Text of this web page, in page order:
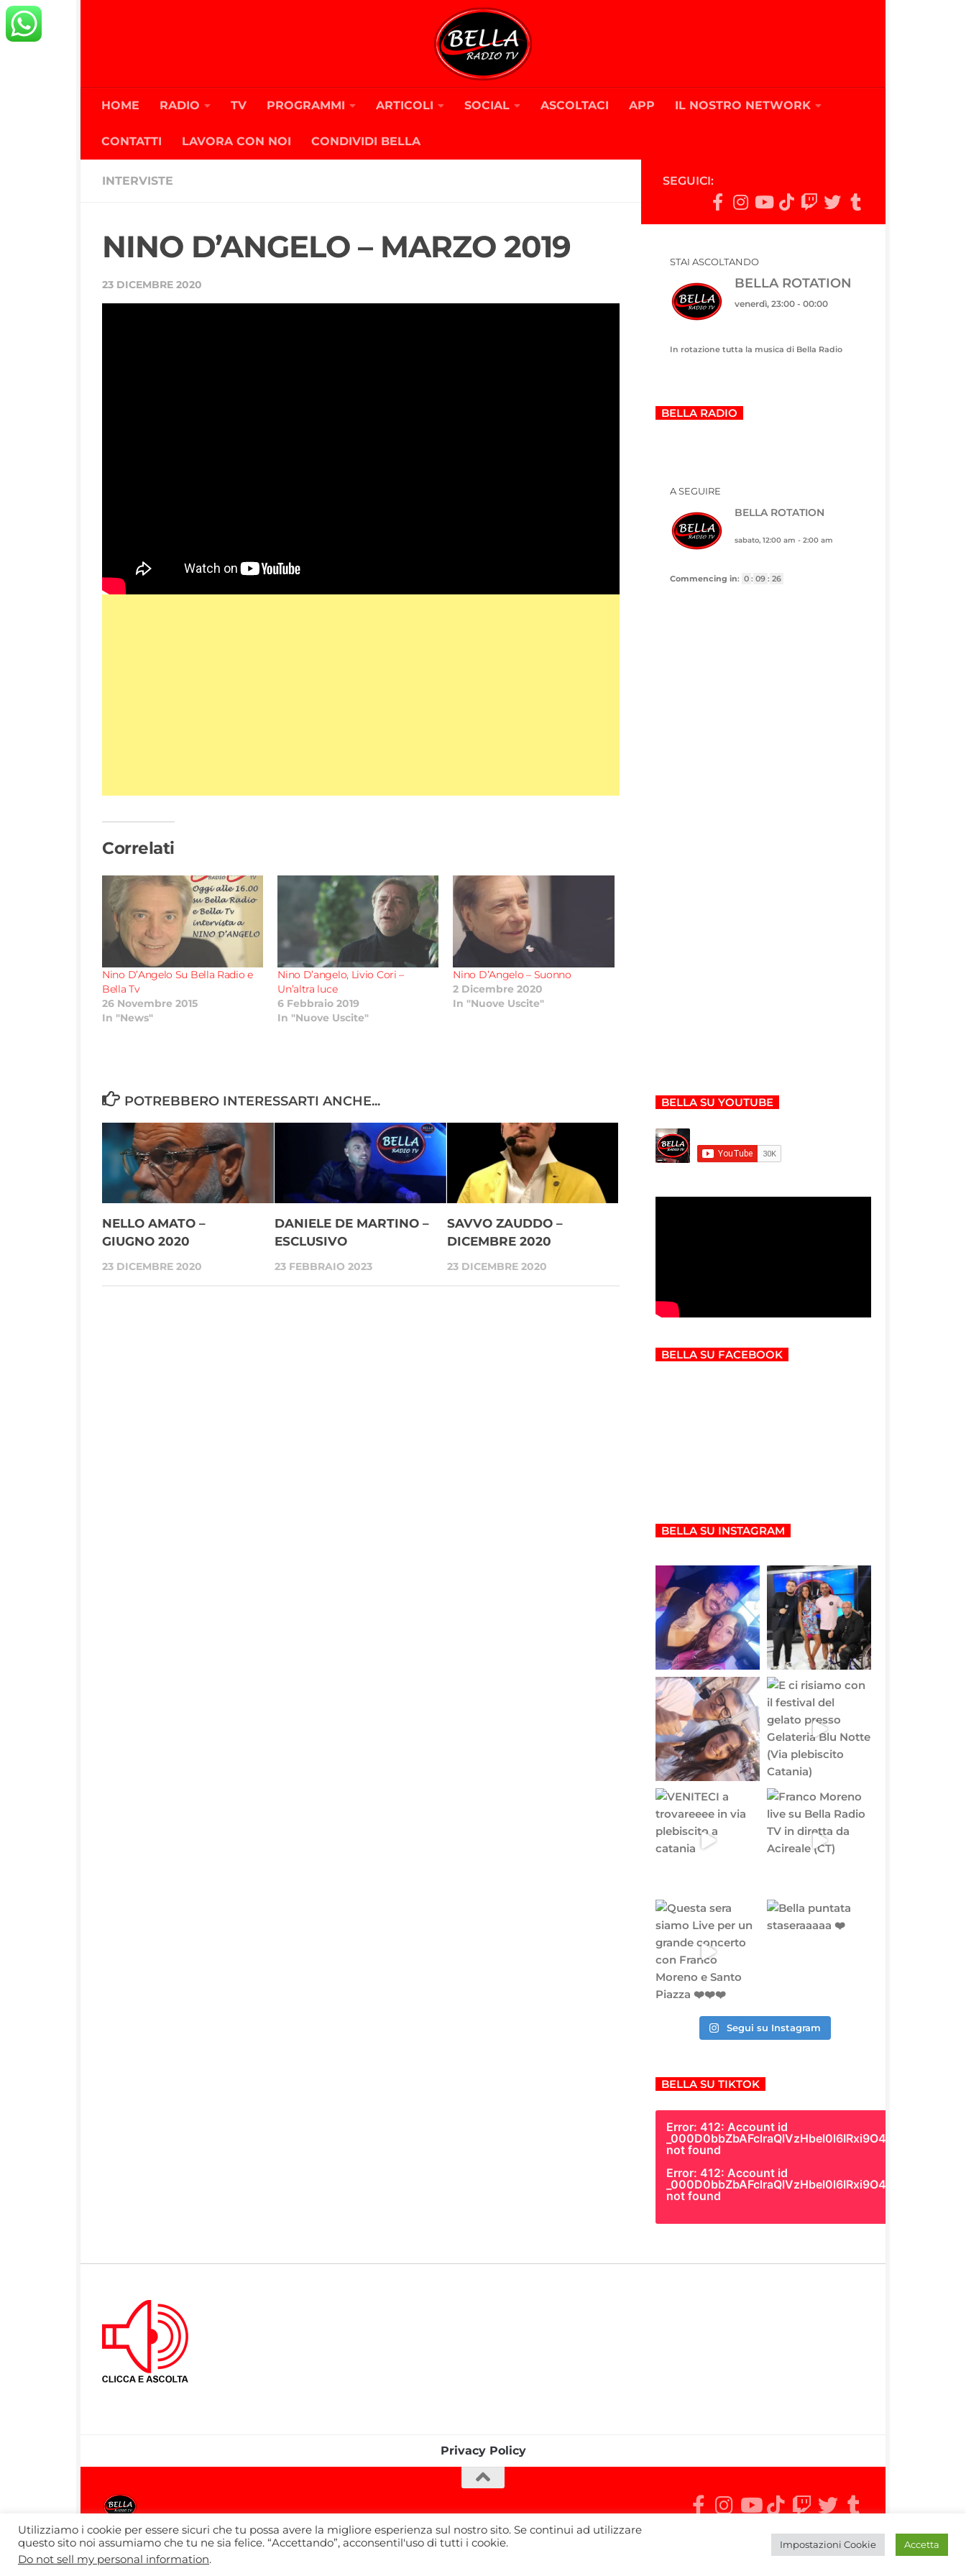
HOME RADIO TV PROGRAMMI ARTICOLI SOCIAL ASCOLTACI APP IL NOSTRO NETWORK
CONTATTI LAVORA CON NOI CONDIVIDI BELLA
INTERVISTE
NINO D’ANGELO – MARZO 2019
23 DICEMBRE 2020
Correlati
Nino D’Angelo Su Bella Radio e
Bella Tv
26 Novembre 2015
In "News"
Nino D’angelo, Livio Cori –
Un’altra luce
6 Febbraio 2019
In "Nuove Uscite"
Nino D’Angelo – Suonno
2 Dicembre 2020
In "Nuove Uscite"
POTREBBERO INTERESSARTI ANCHE...
NELLO AMATO –
GIUGNO 2020
23 DICEMBRE 2020
DANIELE DE MARTINO –
ESCLUSIVO
23 FEBBRAIO 2023
SAVVO ZAUDDO –
DICEMBRE 2020
23 DICEMBRE 2020
SEGUICI:
STAI ASCOLTANDO
BELLA ROTATION
venerdì, 23:00 - 00:00
In rotazione tutta la musica di Bella Radio
BELLA RADIO
A SEGUIRE
BELLA ROTATION
sabato, 12:00 am - 2:00 am
Commencing in: 0 : 09 : 25
BELLA SU YOUTUBE
BELLA SU FACEBOOK
BELLA SU INSTAGRAM
Segui su Instagram
BELLA SU TIKTOK
Error: 412: Account id
_000D0bbZbAFclraQlVzHbel0l6IRxi9O4Gk
not found
Error: 412: Account id
_000D0bbZbAFclraQlVzHbel0l6IRxi9O4Gk
not found
Privacy Policy
Bella Radio TV © 2026. Tutti i diritti riservati.
Utilizziamo i cookie per essere sicuri che tu possa avere la migliore esperienza sul nostro sito. Se continui ad utilizzare
questo sito noi assumiamo che tu ne sia felice. “Accettando”, acconsentil'uso di tutti i cookie.
Do not sell my personal information.
Impostazioni Cookie Accetta